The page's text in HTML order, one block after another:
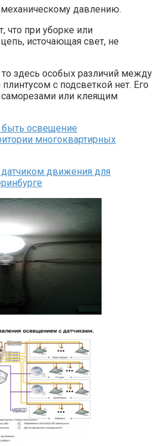
давлению.
что при уборке или
источающая свет, не
то здесь особых различий между
с подсветкой нет. Его
или клеящим